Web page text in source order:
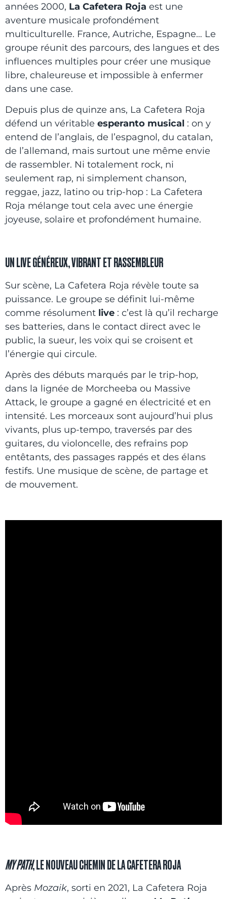
années 2000, La Cafetera Roja est une
aventure musicale profondément
multiculturelle. France, Autriche, Espagne… Le
groupe réunit des parcours, des langues et des
influences multiples pour créer une musique
libre, chaleureuse et impossible à enfermer
dans une case.
Depuis plus de quinze ans, La Cafetera Roja
défend un véritable esperanto musical : on y
entend de l’anglais, de l’espagnol, du catalan,
de l’allemand, mais surtout une même envie
de rassembler. Ni totalement rock, ni
seulement rap, ni simplement chanson,
reggae, jazz, latino ou trip-hop : La Cafetera
Roja mélange tout cela avec une énergie
joyeuse, solaire et profondément humaine.
UN LIVE GÉNÉREUX, VIBRANT ET RASSEMBLEUR
Sur scène, La Cafetera Roja révèle toute sa
puissance. Le groupe se définit lui-même
comme résolument live : c’est là qu’il recharge
ses batteries, dans le contact direct avec le
public, la sueur, les voix qui se croisent et
l’énergie qui circule.
Après des débuts marqués par le trip-hop,
dans la lignée de Morcheeba ou Massive
Attack, le groupe a gagné en électricité et en
intensité. Les morceaux sont aujourd’hui plus
vivants, plus up-tempo, traversés par des
guitares, du violoncelle, des refrains pop
entêtants, des passages rappés et des élans
festifs. Une musique de scène, de partage et
de mouvement.
MY PATH, LE NOUVEAU CHEMIN DE LA CAFETERA ROJA
Après Mozaik, sorti en 2021, La Cafetera Roja